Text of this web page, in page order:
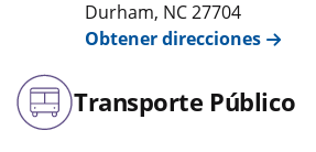
Durham, NC27704
Obtener direcciones
Transporte Público